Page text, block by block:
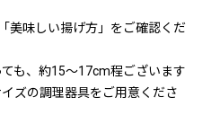
美味しい揚げ方」をご確認くだ
も、約15～17cm程ございます
ズの調理器具をご用意くださ